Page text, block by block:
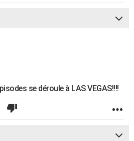
se déroule à LAS VEGAS!!!!